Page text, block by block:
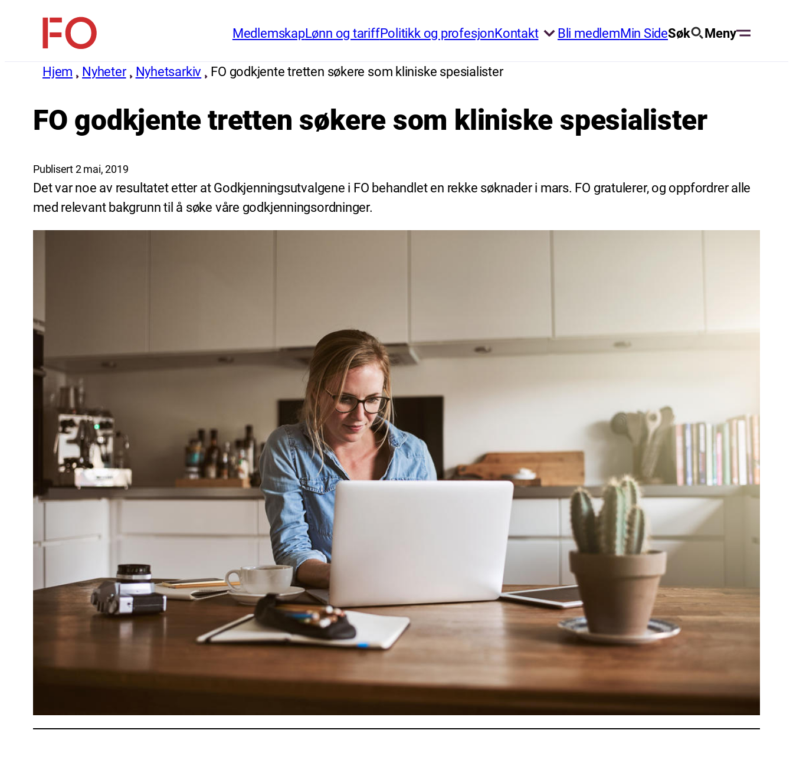
innholdFO
(Fellesorganisasjonen)
MedlemskapLønn og tariffPolitikk og profesjonKontakt Bli medlemMin SideSøk Meny
Hjem Nyheter Nyhetsarkiv FO godkjente tretten søkere som kliniske spesialister
FO godkjente tretten søkere som kliniske spesialister
Publisert 2 mai, 2019
Det var noe av resultatet etter at Godkjenningsutvalgene i FO behandlet en rekke søknader i mars. FO gratulerer, og oppfordrer alle
med relevant bakgrunn til å søke våre godkjenningsordninger.